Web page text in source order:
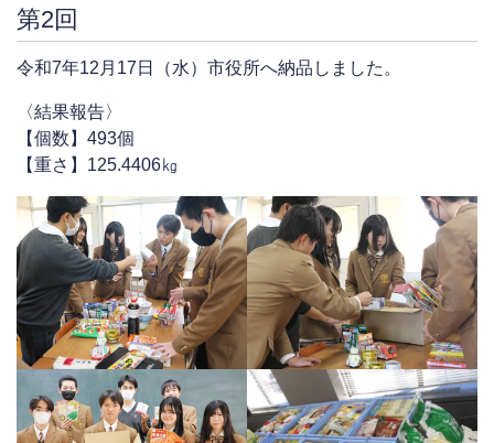
第2回
令和7年12月17日（水）市役所へ納品しました。
〈結果報告〉
【個数】493個
【重さ】125.4406㎏